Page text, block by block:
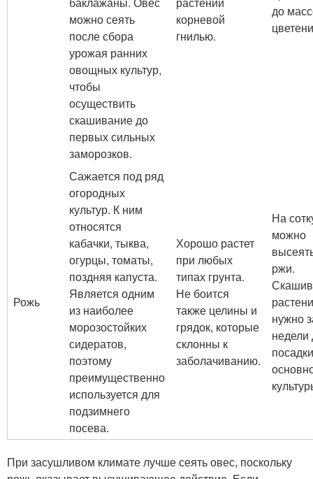
можно сеять
после сбора
урожая ранних
овощных культур,
чтобы
осуществить
скашивание до
первых сильных
заморозков.
корневой
гнилью.
до
Рожь
Сажается под ряд
огородных
культур. К ним
относятся
кабачки, тыква,
огурцы, томаты,
поздняя капуста.
Является одним
из наиболее
морозостойких
сидератов,
поэтому
преимущественно
используется для
подзимнего
посева.
Хорошо растет
при любых
типах грунта.
Не боится
также целины и
грядок, которые
склонны к
заболачиванию.
На
можно
ржи.
нужно
недели
посадки
При засушливом климате лучше сеять овес, поскольку